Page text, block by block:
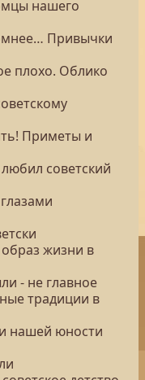
нашего
Привычки
плохо. Облико
Приметы и
советский
жизни в
- не главное
традиции в
нашей юности